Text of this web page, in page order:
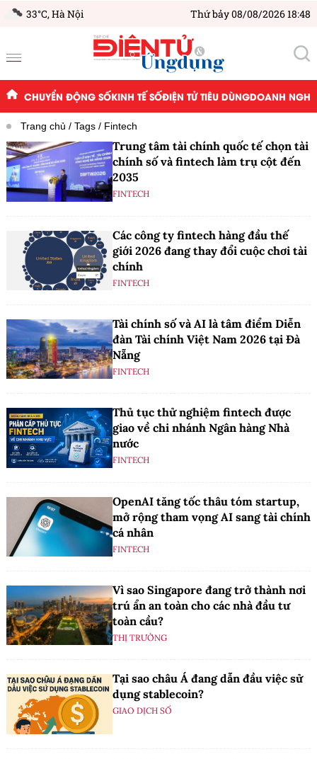
33°C,Hà Nội Thứ bảy 08/08/2026 18:48
CHUYỂN ĐỘNG SỐKINH TẾ SỐĐIỆN TỬ TIÊU DÙNGDOANH
Trang chủ Tags Fintech
Trung tâm tài chính quốc tế chọn tài
chính số và fintech làm trụ cột đến
2035
FINTECH
Các công ty fintech hàng đầu thế
giới 2026 đang thay đổi cuộc chơi tài
chính
FINTECH
Tài chính số và AI là tâm điểm Diễn
đàn Tài chính Việt Nam 2026 tại Đà
Nẵng
FINTECH
Thủ tục thử nghiệm fintech được
giao về chi nhánh Ngân hàng Nhà
nước
FINTECH
OpenAI tăng tốc thâu tóm startup,
mở rộng tham vọng AI sang tài chính
cá nhân
FINTECH
Vì sao Singapore đang trở thành nơi
trú ẩn an toàn cho các nhà đầu tư
toàn cầu?
THỊ TRƯỜNG
Tại sao châu Á đang dẫn đầu việc sử
dụng stablecoin?
GIAO DỊCH SỐ